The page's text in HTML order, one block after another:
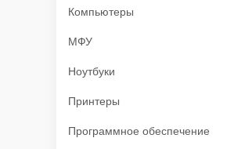
Компьютеры
МФУ
Ноутбуки
Принтеры
Программное обеспечение